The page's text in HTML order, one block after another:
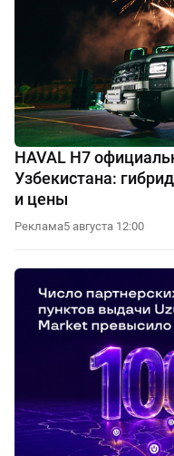
HAVAL H7
Узбекистана:
и цены
Реклама5 августа 12:00